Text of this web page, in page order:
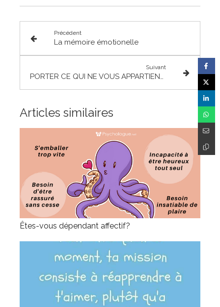
Précédent
La mémoire émotionelle
Suivant
PORTER CE QUI NE VOUS APPARTIENT PAS
Articles similaires
Êtes-vous dépendant affectif?